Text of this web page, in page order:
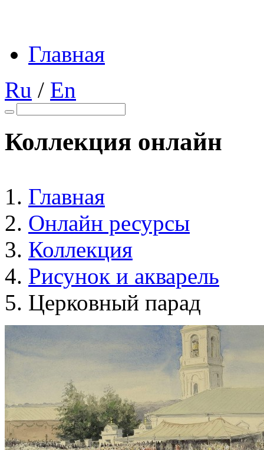
Главная
Ru / En
Коллекция онлайн
Главная
Онлайн ресурсы
Коллекция
Рисунок и акварель
Церковный парад